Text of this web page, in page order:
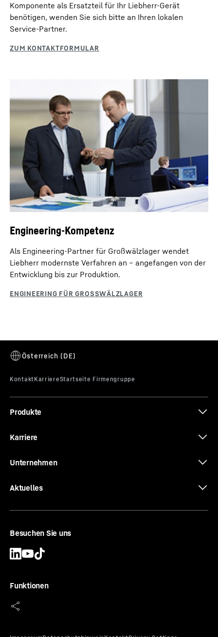
Komponente als Ersatzteil für Ihr Liebherr-Gerät
benötigen, wenden Sie sich bitte an Ihren lokalen
Service-Partner.
Engineering-Kompetenz
Als Engineering-Partner für Großwälzlager wendet
Liebherr modernste Verfahren an – angefangen von der
Entwicklung bis zur Produktion.
Produkte
Karriere
Unternehmen
Aktuelles
Besuchen Sie uns
Funktionen